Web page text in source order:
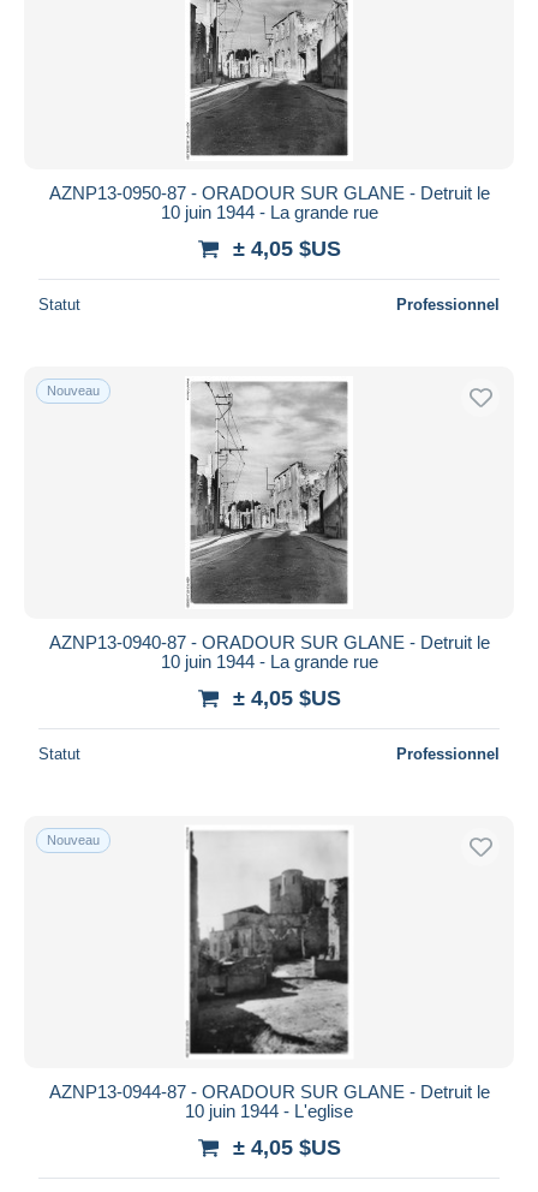
AZNP13-0950-87 - ORADOUR SUR GLANE - Detruit le
10 juin 1944 - La grande rue
± 4,05 $US
Statut Professionnel
Nouveau
AZNP13-0940-87 - ORADOUR SUR GLANE - Detruit le
10 juin 1944 - La grande rue
± 4,05 $US
Statut Professionnel
Nouveau
AZNP13-0944-87 - ORADOUR SUR GLANE - Detruit le
10 juin 1944 - L'eglise
± 4,05 $US